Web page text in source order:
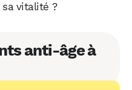
vitalité ?
anti-âge à